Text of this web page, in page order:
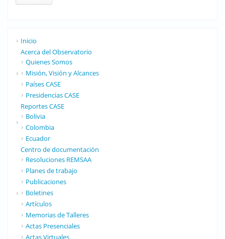
Inicio
Acerca del Observatorio
Quienes Somos
Misión, Visión y Alcances
Países CASE
Presidencias CASE
Reportes CASE
Bolivia
Colombia
Ecuador
Centro de documentación
Resoluciones REMSAA
Planes de trabajo
Publicaciones
Boletines
Artículos
Memorias de Talleres
Actas Presenciales
Actas Virtuales